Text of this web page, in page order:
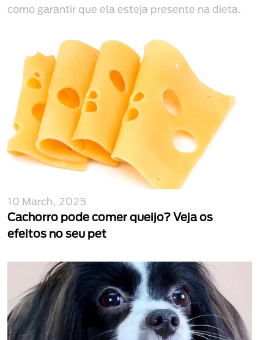
como garantir que ela esteja presente na dieta.
10 March, 2025
Cachorro pode comer queijo? Veja os
efeitos no seu pet